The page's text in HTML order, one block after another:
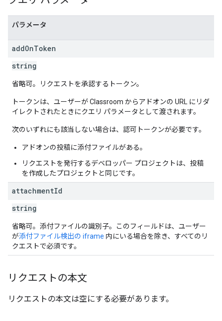
パラメータ
addOnToken
string
省略可。リクエストを承認するトークン。
トークンは、ユーザーが Classroom からアドオンの URL にリダ
イレクトされたときにクエリ パラメータとして渡されます。
次のいずれにも該当しない場合は、認可トークンが必要です。
アドオンの投稿に添付ファイルがある。
リクエストを発行するデベロッパー プロジェクトは、投稿
を作成したプロジェクトと同じです。
attachmentId
string
省略可。添付ファイルの識別子。このフィールドは、ユーザー
が添付ファイル検出の iframe 内にいる場合を除き、すべてのリ
クエストで必須です。
リクエストの本文
リクエストの本文は空にする必要があります。